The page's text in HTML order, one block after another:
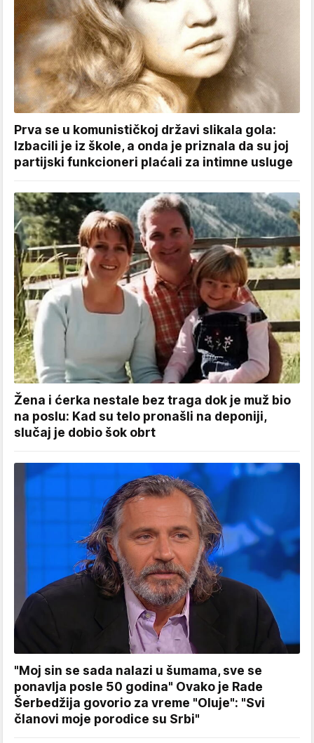
Prva se u komunističkoj državi slikala gola:
Izbacili je iz škole, a onda je priznala da su joj
partijski funkcioneri plaćali za intimne usluge
Žena i ćerka nestale bez traga dok je muž bio
na poslu: Kad su telo pronašli na deponiji,
slučaj je dobio šok obrt
"Moj sin se sada nalazi u šumama, sve se
ponavlja posle 50 godina" Ovako je Rade
Šerbedžija govorio za vreme "Oluje": "Svi
članovi moje porodice su Srbi"